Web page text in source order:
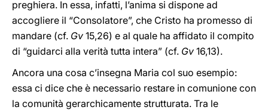
preghiera. In essa, infatti, l’anima si dispone ad
accogliere il “Consolatore”, che Cristo ha promesso di
mandare (cf. Gv 15,26) e al quale ha affidato il compito
di “guidarci alla verità tutta intera” (cf. Gv 16,13).
Ancora una cosa c’insegna Maria col suo esempio:
essa ci dice che è necessario restare in comunione con
la comunità gerarchicamente strutturata. Tra le